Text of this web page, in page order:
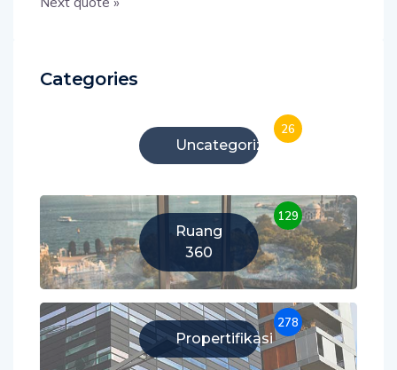
Categories
Uncategorized
26
Ruang
360
129
Propertifikasi
278